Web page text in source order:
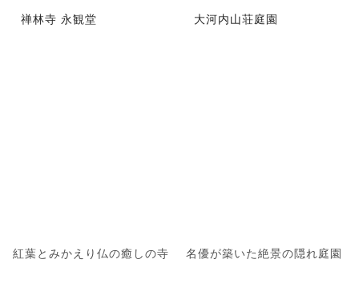
禅林寺 永観堂
紅葉とみかえり仏の癒しの寺
大河内山荘庭園
名優が築いた絶景の隠れ庭園